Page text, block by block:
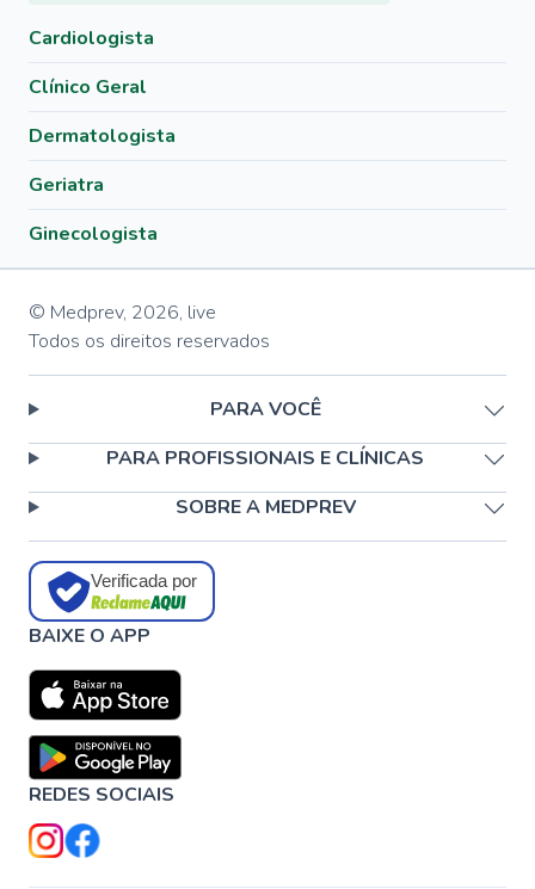
Cardiologista
Clínico Geral
Dermatologista
Geriatra
Ginecologista
© Medprev, 2026, live
Todos os direitos reservados
PARA VOCÊ
PARA PROFISSIONAIS E CLÍNICAS
SOBRE A MEDPREV
Verificada por
BAIXE O APP
REDES SOCIAIS